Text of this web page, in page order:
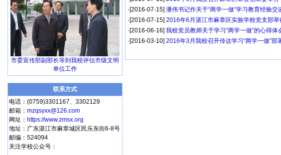
市委宣传部副部长等到我校评估市级文明
单位工作
联系方式
电话：(0759)3301167、3302129
邮箱： mzqsyxx@126.com
网址： https://www.zmsx.org
地址：广东湛江市麻章城区民乐东街6-8号
邮编：524094
关注学校公众号：
·[2016-07-15] 潘伟书记作关于“两学一做”学习教育经验交
·[2016-07-15] 2016年6月湛江市麻章区实验学校党支部举
·[2016-06-16] 我校党员教师关于学习“两学一做”的心得体
·[2016-03-10] 2016年3月我校召开传达学习“两学一做”部